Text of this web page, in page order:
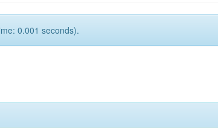
0.001 seconds).